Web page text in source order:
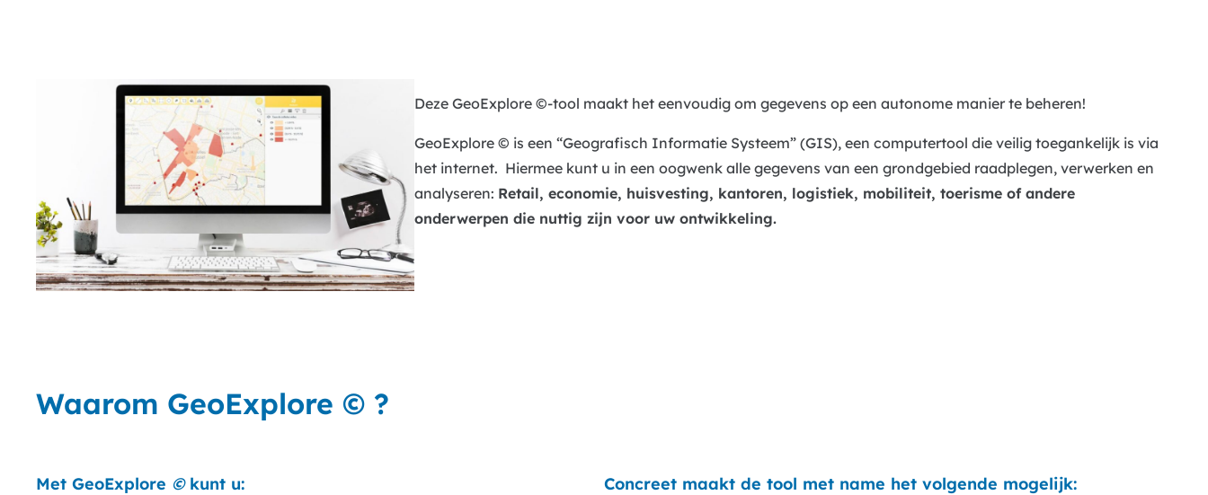
Deze GeoExplore ©-tool maakt het eenvoudig om gegevens op een autonome manier te beheren!
GeoExplore © is een “Geografisch Informatie Systeem” (GIS), een computertool die veilig toegankelijk is via
het internet. Hiermee kunt u in een oogwenk alle gegevens van een grondgebied raadplegen, verwerken en
analyseren: Retail, economie, huisvesting, kantoren, logistiek, mobiliteit, toerisme of andere
onderwerpen die nuttig zijn voor uw ontwikkeling.
Waarom GeoExplore © ?
Met GeoExplore ©kunt u: Concreet maakt de tool met name het volgende mogelijk: